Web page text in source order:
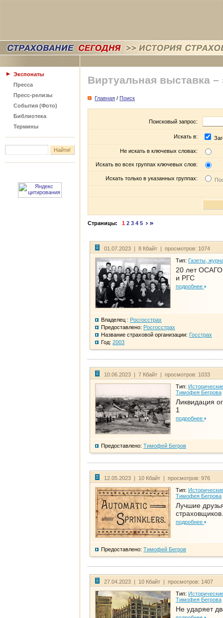
Экспонаты
Пресса
Пресс-релизы
События (Фото)
Библиотека
Термины
Виртуальная выставка –
Главная / Поиск
Поисковый запрос:
Искать в:
Не искать в ключевых словах:
Искать во всех группах ключевых слов:
Искать только в указанных группах:
Страницы: 1 2 3 4 5
01.07.2023 | 8 Кбайт | просмотров: 1074
Тип: Газеты,
20 лет
и РГС
подробнее
Владелец : Росгосстрах
Предоставлено: Росгосстрах
Название страховой организации: Госстрах
Год: 2003
10.06.2023 | 7 Кбайт | просмотров: 1033
Тип:
Тимофея Бегрова
Ликвидация
1
подробнее
Предоставлено: Тимофей Бегров
12.05.2023 | 10 Кбайт | просмотров: 976
Тип:
Тимофея Бегрова
Лучшие
подробнее
Предоставлено: Тимофей Бегров
27.04.2023 | 10 Кбайт | просмотров: 1407
Тип:
Тимофея Бегрова
Не ударяет